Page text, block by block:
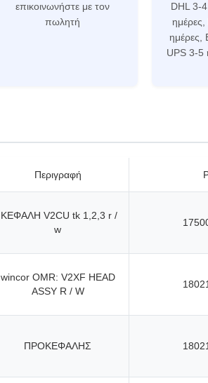
επικοινωνήστε με τον
πωλητή
DHL 3-
ημέρες,
UPS 3-5
Περιγραφή
ΚΕΦΑΛΗ V2CU tk 1,2,3 r /
w
wincor OMR: V2XF HEAD
ASSY R / W
ΠΡΟΚΕΦΑΛΗΣ